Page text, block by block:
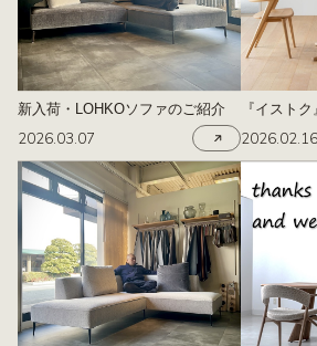
新入荷・LOHKOソファのご紹介
2026.03.07
『イスト
2026.02.16